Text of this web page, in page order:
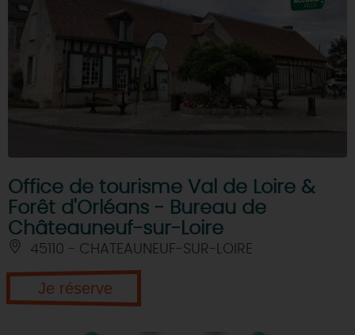
DEMAIN
CE WEEK-END
TOUT L'AGENDA
Office de tourisme Val de Loire &
Forêt d'Orléans - Bureau de
Châteauneuf-sur-Loire
45110 - CHATEAUNEUF-SUR-LOIRE
Je réserve